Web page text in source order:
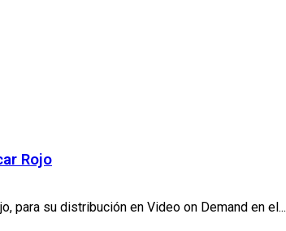
Rojo
para su distribución en Video on Demand en el...